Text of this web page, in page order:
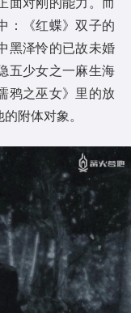
：《红蝶》双子的
黑泽怜的已故未婚
五少女之一麻生海
鸦之巫女》里的放
附体对象。